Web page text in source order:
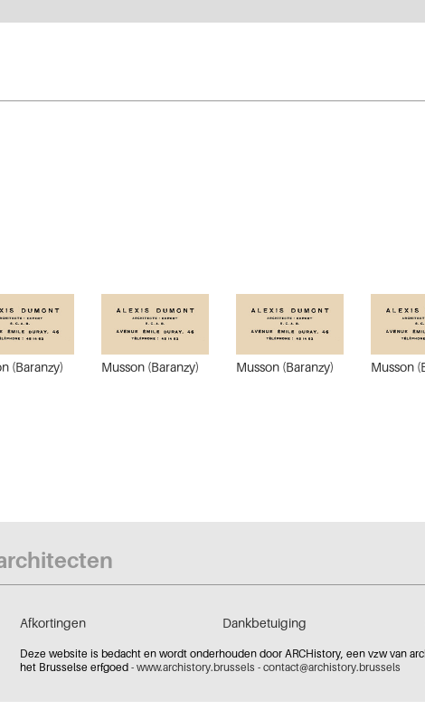
(Baranzy) Musson (Baranzy) Musson (Baranzy) Musson
Afkortingen Dankbetuiging
Deze website is bedacht en wordt onderhouden door ARCHistory, een vzw van
het Brusselse erfgoed - www.archistory.brussels - contact@archistory.brussels